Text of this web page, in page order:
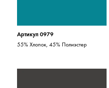
Артикул 0979
55% Хлопок, 45% Полиэстер